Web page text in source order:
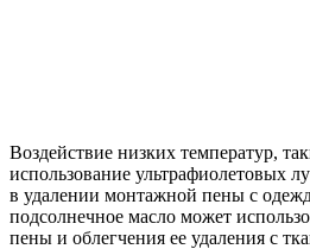
Воздействие низких температур,
использование ультрафиолетовых
в удалении монтажной пены с
подсолнечное масло может
пены и облегчения ее удаления с